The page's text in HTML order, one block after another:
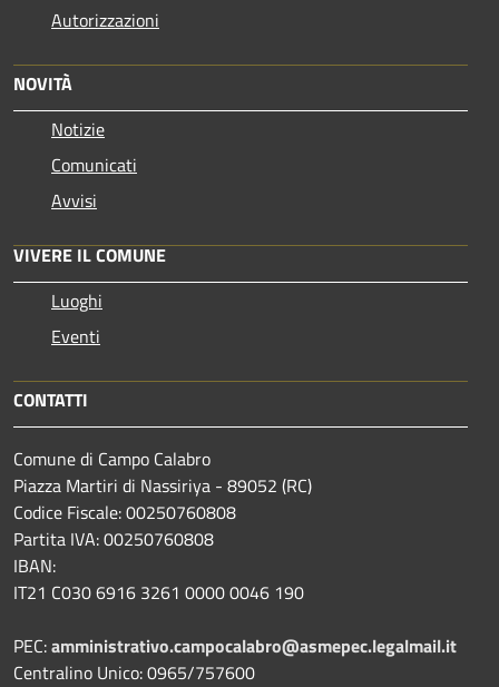
Autorizzazioni
NOVITÀ
Notizie
Comunicati
Avvisi
VIVERE IL COMUNE
Luoghi
Eventi
CONTATTI
Comune di Campo Calabro
Piazza Martiri di Nassiriya - 89052 (RC)
Codice Fiscale: 00250760808
Partita IVA: 00250760808
IBAN:
IT21 C030 6916 3261 0000 0046 190
PEC:amministrativo.campocalabro@asmepec.legalmail.it
Centralino Unico: 0965/757600